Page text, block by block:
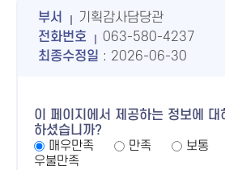
부서
기획감사담당관
전화번호
063-580-4237
최종수정일 : 2026-06-30
이 페이지에서 제공하는 정보에
하셨습니까?
매우만족
만족 보통
우불만족